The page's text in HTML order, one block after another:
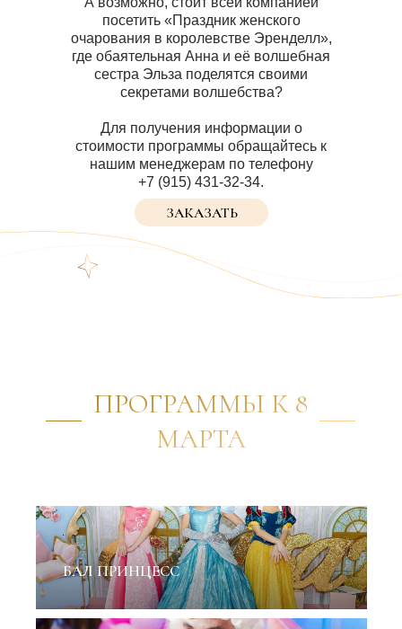
ЗАКАЗАТЬ
посетить «Праздник женского
очарования в королевстве Эренделл»,
где обаятельная Анна и её волшебная
сестра Эльза поделятся своими
секретами волшебства?
Для получения информации о
стоимости программы обращайтесь к
нашим менеджерам по телефону
+7 (915) 431-32-34.
ПРОГРАММЫ К 8
МАРТА
БАЛ ПРИНЦЕСС